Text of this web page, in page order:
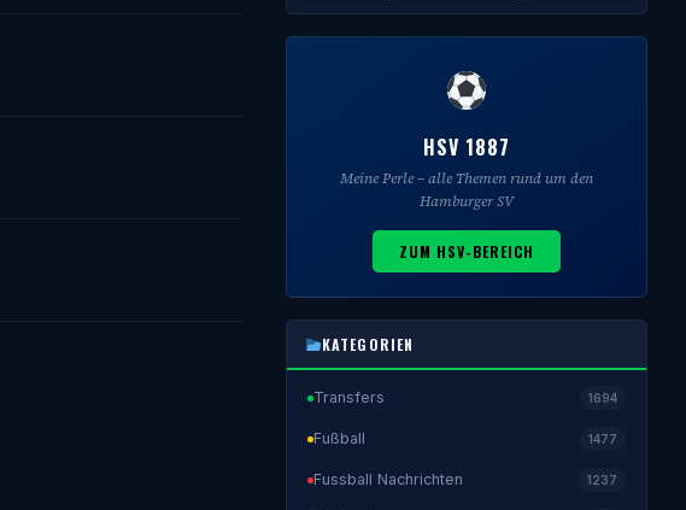
HSV 1887
Meine Perle – alle Themen rund um den
Hamburger SV
ZUM HSV-BEREICH
KATEGORIEN
Transfers 1694
Fußball 1477
Fussball Nachrichten 1237